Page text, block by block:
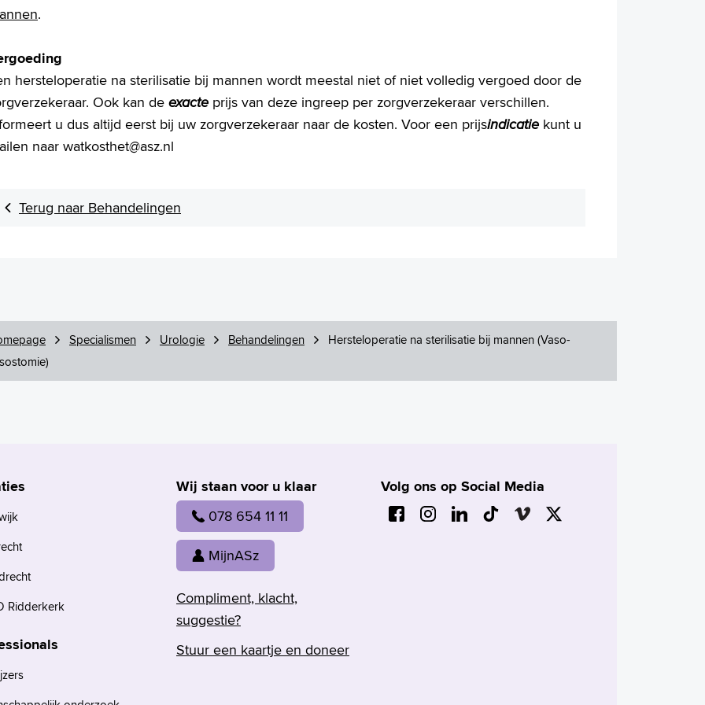
.
hersteloperatie na sterilisatie bij mannen wordt meestal niet of niet volledig vergoed door de
Ook kan deexacte prijs van deze ingreep per zorgverzekeraar verschillen.
u dus altijd eerst bij uw zorgverzekeraar naar de kosten. Voor een prijsindicatie kunt u
naar watkosthet@asz.nl
Terug naar Behandelingen
Specialismen Urologie Behandelingen
Hersteloperatie na sterilisatie bij mannen (Vaso-
Wij staan voor u klaar
078 654 11 11
MijnASz
Compliment, klacht,
suggestie?
Stuur een kaartje en doneer
Volg ons op Social Media
Ridderkerk